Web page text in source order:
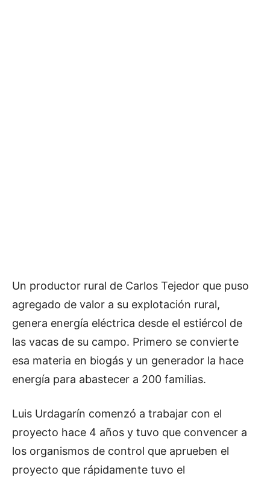
Un productor rural de Carlos Tejedor que puso
agregado de valor a su explotación rural,
genera energía eléctrica desde el estiércol de
las vacas de su campo. Primero se convierte
esa materia en biogás y un generador la hace
energía para abastecer a 200 familias.
Luis Urdagarín comenzó a trabajar con el
proyecto hace 4 años y tuvo que convencer a
los organismos de control que aprueben el
proyecto que rápidamente tuvo el